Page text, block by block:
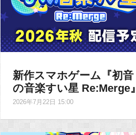
新作スマホゲーム『初
の音楽すい星 Re:Merge
2026年7月22日 15:00